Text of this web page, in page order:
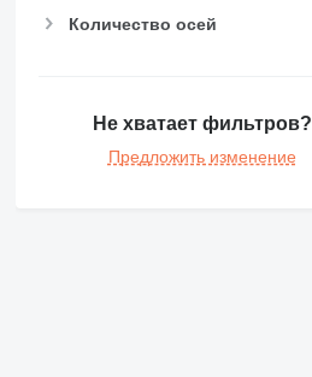
Количество осей
Не хватает фильтров?
Предложить изменение